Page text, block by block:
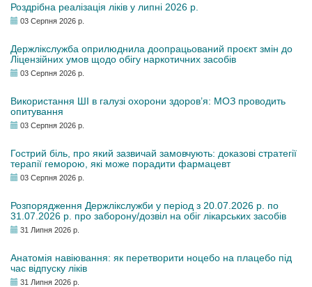
Роздрібна реалізація ліків у липні 2026 р.
03 Серпня 2026 р.
Держлікслужба оприлюднила доопрацьований проєкт змін до
Ліцензійних умов щодо обігу наркотичних засобів
03 Серпня 2026 р.
Використання ШІ в галузі охорони здоров’я: МОЗ проводить
опитування
03 Серпня 2026 р.
Гострий біль, про який зазвичай замовчують: доказові стратегії
терапії геморою, які може порадити фармацевт
03 Серпня 2026 р.
Розпорядження Держлікслужби у період з 20.07.2026 р. по
31.07.2026 р. про заборону/дозвіл на обіг лікарських засобів
31 Липня 2026 р.
Анатомія навіювання: як перетворити ноцебо на плацебо під
час відпуску ліків
31 Липня 2026 р.